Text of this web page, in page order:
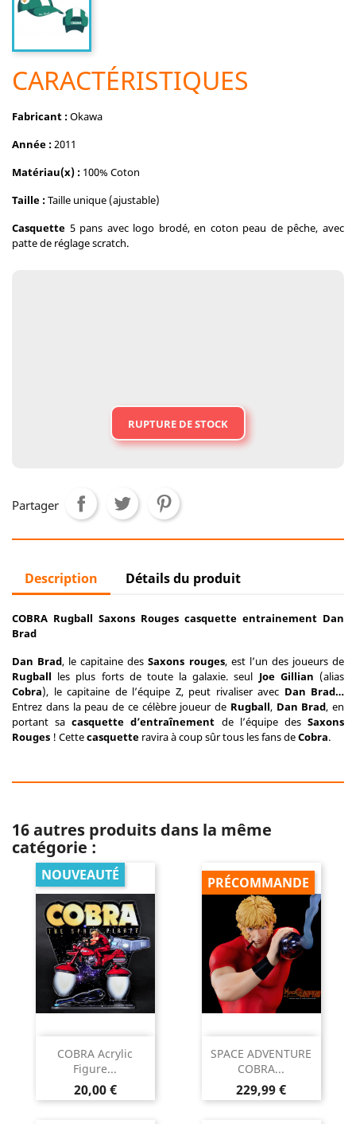
CARACTÉRISTIQUES
Fabricant :Okawa
Année :2011
Matériau(x) : 100% Coton
Taille :Taille unique (ajustable)
Casquette 5 pans avec logo brodé, en coton peau de pêche, avec
patte de réglage scratch.
RUPTURE DE STOCK
Partager
Description Détails du produit
COBRA Rugball Saxons Rouges casquette entrainement Dan
Brad
Dan Brad, le capitaine desSaxons rouges, est l’un des joueurs de
Rugball les plus forts de toute la galaxie. seul Joe Gillian (alias
Cobra), le capitaine de l’équipe Z, peut rivaliser avec Dan Brad…
Entrez dans la peau de ce célèbre joueur de Rugball, Dan Brad, en
portant sacasquette d’entraînement de l’équipe desSaxons
Rouges ! Cettecasquette ravira à coup sûr tous les fans deCobra.
16 autres produits dans la même
catégorie :
COBRA Acrylic
Figure...
Prix
20,00 €
NOUVEAUTÉ
SPACE ADVENTURE
COBRA...
Prix
229,99 €
PRÉCOMMANDE